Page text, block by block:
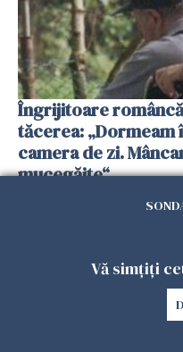
Îngrijitoare
tăcerea: „Dormeam
camera de zi.
mucegăite“
Vă simțiți